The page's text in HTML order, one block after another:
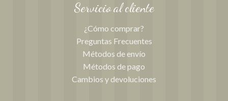
Servicio al cliente
¿Cómo comprar?
Preguntas Frecuentes
Métodos de envío
Métodos de pago
Cambios y devoluciones